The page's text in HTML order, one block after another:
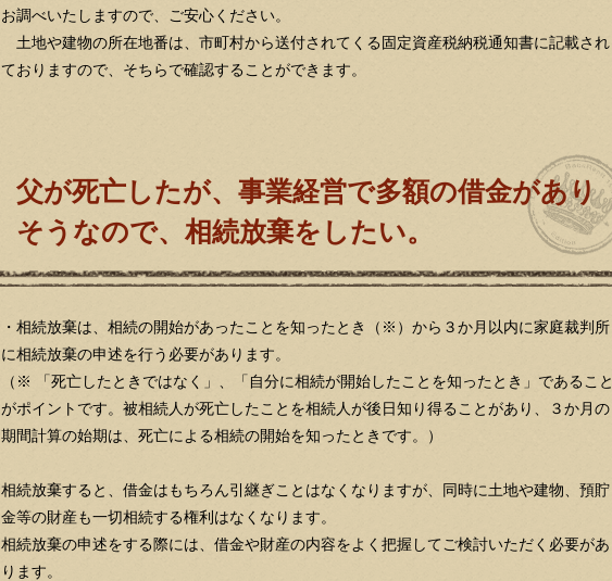
お調べいたしますので、ご安心ください。
土地や建物の所在地番は、市町村から送付されてくる固定資産税納税通知書に記載され
ておりますので、そちらで確認することができます。
父が死亡したが、事業経営で多額の借金があり
そうなので、相続放棄をしたい。
・相続放棄は、相続の開始があったことを知ったとき（※）から３か月以内に家庭裁判所
に相続放棄の申述を行う必要があります。
（※ 「死亡したときではなく」、「自分に相続が開始したことを知ったとき」であること
がポイントです。被相続人が死亡したことを相続人が後日知り得ることがあり、３か月の
期間計算の始期は、死亡による相続の開始を知ったときです。）
相続放棄すると、借金はもちろん引継ぎことはなくなりますが、同時に土地や建物、預貯
金等の財産も一切相続する権利はなくなります。
相続放棄の申述をする際には、借金や財産の内容をよく把握してご検討いただく必要があ
ります。